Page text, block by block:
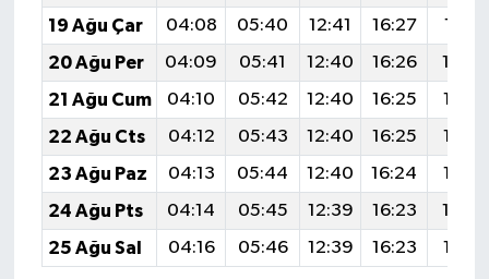
19 Ağu Çar
04:08 05:40 12:41 16:27
19:31
20 Ağu Per
04:09 05:41 12:40 16:26
19:30
21 Ağu Cum
04:10 05:42 12:40 16:25
19:28
22 Ağu Cts
04:12 05:43 12:40 16:25
19:27
23 Ağu Paz
04:13 05:44 12:40 16:24
19:25
24 Ağu Pts
04:14 05:45 12:39 16:23
19:24
25 Ağu Sal
04:16 05:46 12:39 16:23 19:22